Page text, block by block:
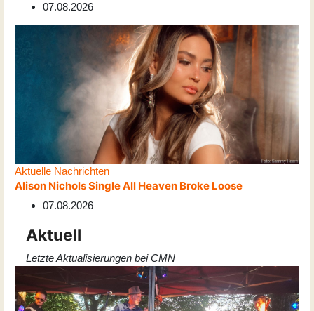
07.08.2026
Aktuelle Nachrichten
Alison Nichols Single All Heaven Broke Loose
07.08.2026
Aktuell
Letzte Aktualisierungen bei CMN